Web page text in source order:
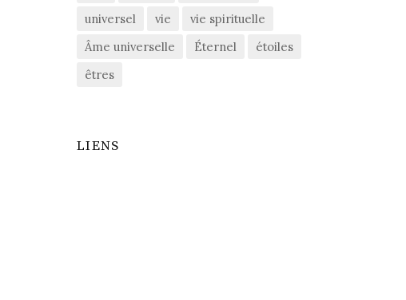
universel
vie
vie spirituelle
Âme universelle
Éternel
étoiles
êtres
LIENS